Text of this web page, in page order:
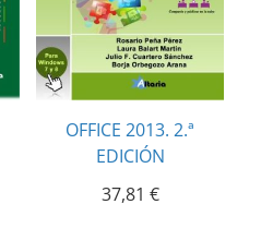
OFFICE 2013. 2.ª
EDICIÓN
37,81 €